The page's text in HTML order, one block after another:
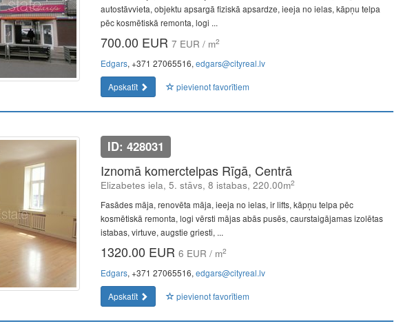
autostāvvieta, objektu apsargā fiziskā apsardze, ieeja no ielas, kāpņu telpa
pēc kosmētiskā remonta, logi ...
700.00 EUR 7 EUR / m2
Edgars, +371 27065516, edgars@cityreal.lv
Apskatīt
pievienot favorītiem
ID: 428031
Iznomā komerctelpas Rīgā, Centrā
Elizabetes iela, 5. stāvs, 8 istabas, 220.00m2
Fasādes māja, renovēta māja, ieeja no ielas, ir lifts, kāpņu telpa pēc
kosmētiskā remonta, logi vērsti mājas abās pusēs, caurstaigājamas izolētas
istabas, virtuve, augstie griesti, ...
1320.00 EUR 6 EUR / m2
Edgars, +371 27065516, edgars@cityreal.lv
Apskatīt
pievienot favorītiem